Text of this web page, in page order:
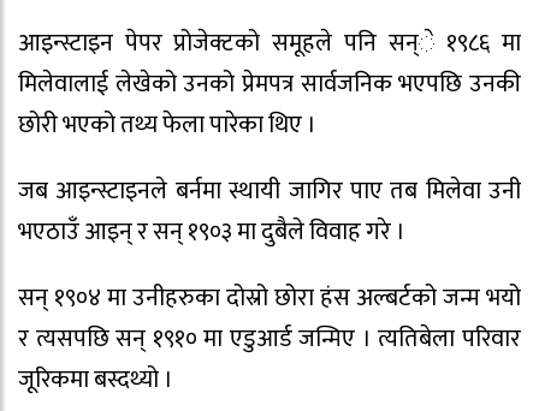
आइन्स्टाइन पेपर प्रोजेक्टको समूहले पनि सन्े १९८६ मा
मिलेवालाई लेखेको उनको प्रेमपत्र सार्वजनिक भएपछि उनकी
छोरी भएको तथ्य फेला पारेका थिए ।
जब आइन्स्टाइनले बर्नमा स्थायी जागिर पाए तब मिलेवा उनी
भएठाउँ आइन् र सन् १९०३ मा दुबैले विवाह गरे ।
सन् १९०४ मा उनीहरुका दोस्रो छोरा हंस अल्बर्टको जन्म भयो
र त्यसपछि सन् १९१० मा एडुआर्ड जन्मिए । त्यतिबेला परिवार
जूरिकमा बस्दथ्यो ।